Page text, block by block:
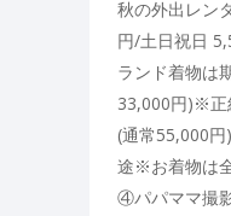
秋の外出レン
円/土日祝日
ランド着物は
33,000円)※正
(通常55,000
途※お着物は
④パパママ撮